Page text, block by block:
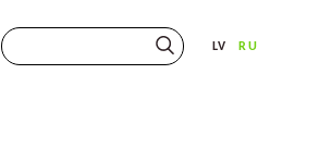
{{search_label}} LV RU